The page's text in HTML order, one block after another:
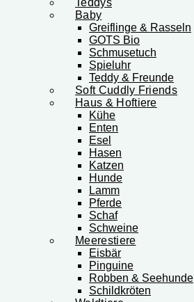
Teddys
Baby
Greiflinge & Rasseln
GOTS Bio
Schmusetuch
Spieluhr
Teddy & Freunde
Soft Cuddly Friends
Haus & Hoftiere
Kühe
Enten
Esel
Hasen
Katzen
Hunde
Lamm
Pferde
Schaf
Schweine
Meerestiere
Eisbär
Pinguine
Robben & Seehunde
Schildkröten